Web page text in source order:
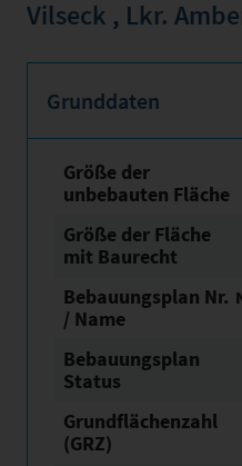
Vilseck , Lkr.
Grunddaten
Größe der
unbebauten Fläche
Größe der Fläche
mit Baurecht
Bebauungsplan Nr.
/ Name
Bebauungsplan
Status
Grundflächen­zahl
(GRZ)